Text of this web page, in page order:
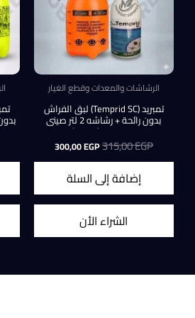
الرشاشات والمعدات وقطع الغيار
تمبريد (Temprid SC) لبق الفراش
بدون رائحة + رشاشه 2 لتر صينى
مستورده ( عرض )
315,00EGP السعر
الأصلي
هو:
315,00 EGP.
300,00EGP السعر
الحالي
هو:
إضافة إلى السلة
الشراء الأن